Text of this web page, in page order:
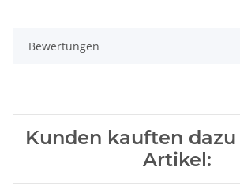
Bewertungen
Kunden kauften
Artikel: